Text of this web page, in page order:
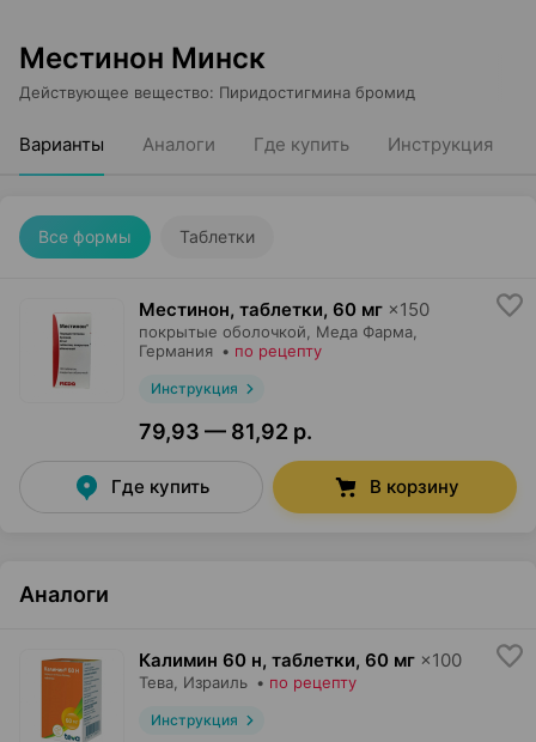
Местинон Минск
Действующее вещество: Пиридостигмина бромид
Варианты Аналоги Где купить Инструкция
Все формы Таблетки
Местинон, таблетки, 60 мг ×150
покрытые оболочкой, Меда Фарма
Германия • по рецепту
Инструкция
79,93 — 81,92 р.
Где купить В корзину
Аналоги
Калимин 60 н, таблетки, 60 мг ×100
Тева , Израиль • по рецепту
Инструкция